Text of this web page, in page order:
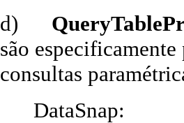
d)
são
consultas
DataSnap: